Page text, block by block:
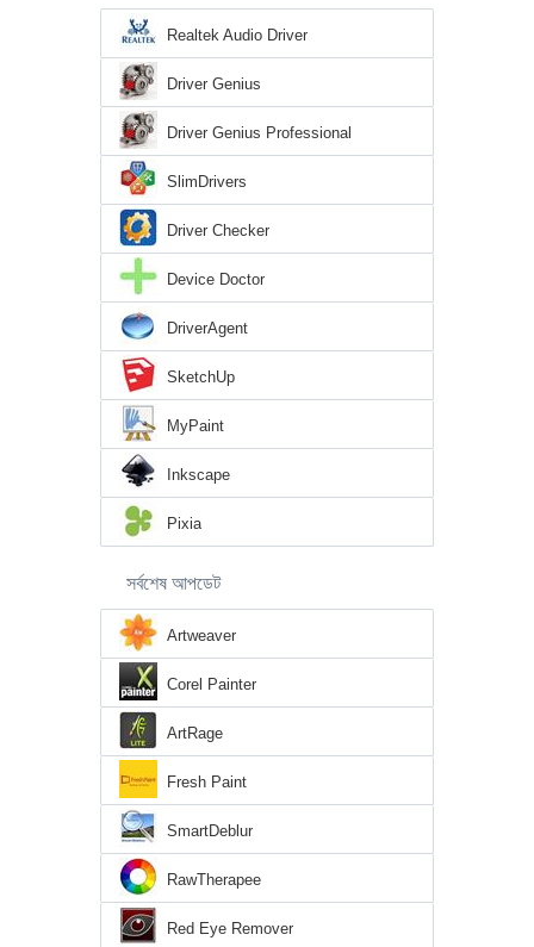
Realtek Audio Driver
Driver Genius
Driver Genius Professional
SlimDrivers
Driver Checker
Device Doctor
DriverAgent
SketchUp
MyPaint
Inkscape
Pixia
সর্বশেষ আপডেট
Artweaver
Corel Painter
ArtRage
Fresh Paint
SmartDeblur
RawTherapee
Red Eye Remover